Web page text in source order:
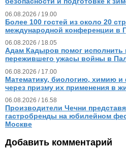
06.08.2026 / 19.00
Более 100 гостей из около 20
международной конференции в
06.08.2026 / 18.05
Адам Кадыров помог исполнить
пережившего ужасы войны в
06.08.2026 / 17.00
Математику, биологию, химию и
через призму их применения в
06.08.2026 / 16.58
Производители Чечни
гастробренды на юбилейном
Москве
Добавить комментарий